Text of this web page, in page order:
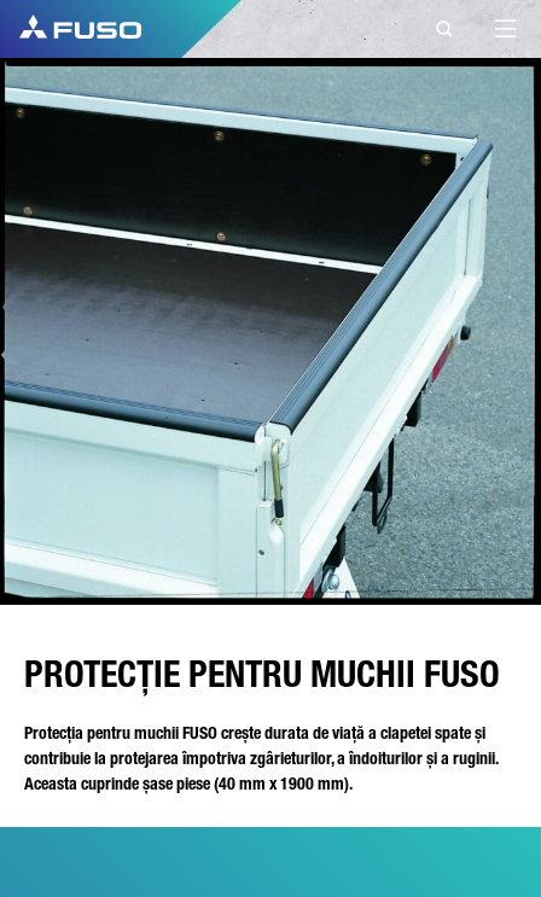
PROTECȚIE PENTRU MUCHII FUSO
Protecția pentru muchii FUSO crește durata de viață a clapetei spate și
contribuie la protejarea împotriva zgârieturilor, a îndoiturilor și a ruginii.
Aceasta cuprinde șase piese (40 mm x 1900 mm).